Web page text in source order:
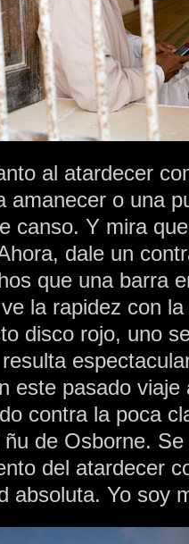
al atardecer
amanecer o una
canso. Y mira
dale un
que una barra
la rapidez con
disco rojo, uno
este pasado
contra la poca
de Osborne.
del atardecer
absoluta. Yo soy